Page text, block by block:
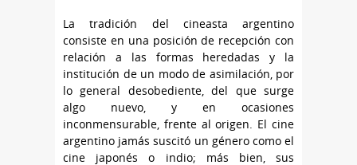
La tradición del cineasta argentino
consiste en una posición de recepción con
relación a las formas heredadas y la
institución de un modo de asimilación, por
lo general desobediente, del que surge
algo nuevo, y en ocasiones
inconmensurable, frente al origen. El cine
argentino jamás suscitó un género como el
cine japonés o indio; más bien, sus